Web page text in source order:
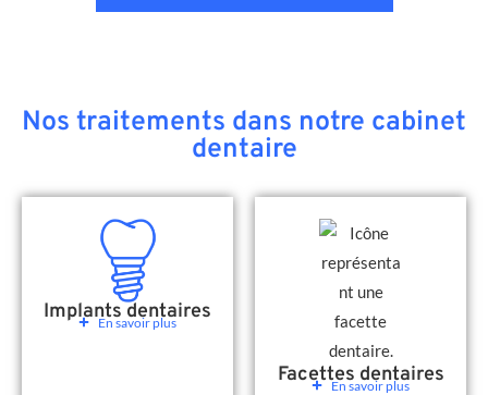
Nos traitements dans notre cabinet
dentaire
Implants dentaires
En savoir plus
Facettes dentaires
En savoir plus